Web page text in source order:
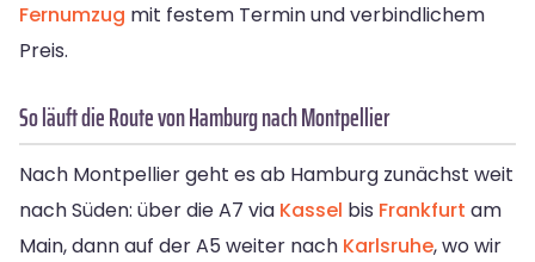
Fernumzug mit festem Termin und verbindlichem
Preis.
So läuft die Route von Hamburg nach Montpellier
Nach Montpellier geht es ab Hamburg zunächst weit
nach Süden: über die A7 via Kassel bis Frankfurt am
Main, dann auf der A5 weiter nach Karlsruhe, wo wir